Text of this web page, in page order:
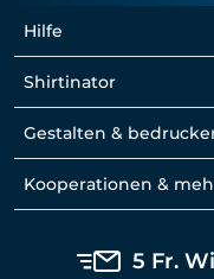
Hilfe
Shirtinator
Gestalten &
Kooperationen &
5 Fr.